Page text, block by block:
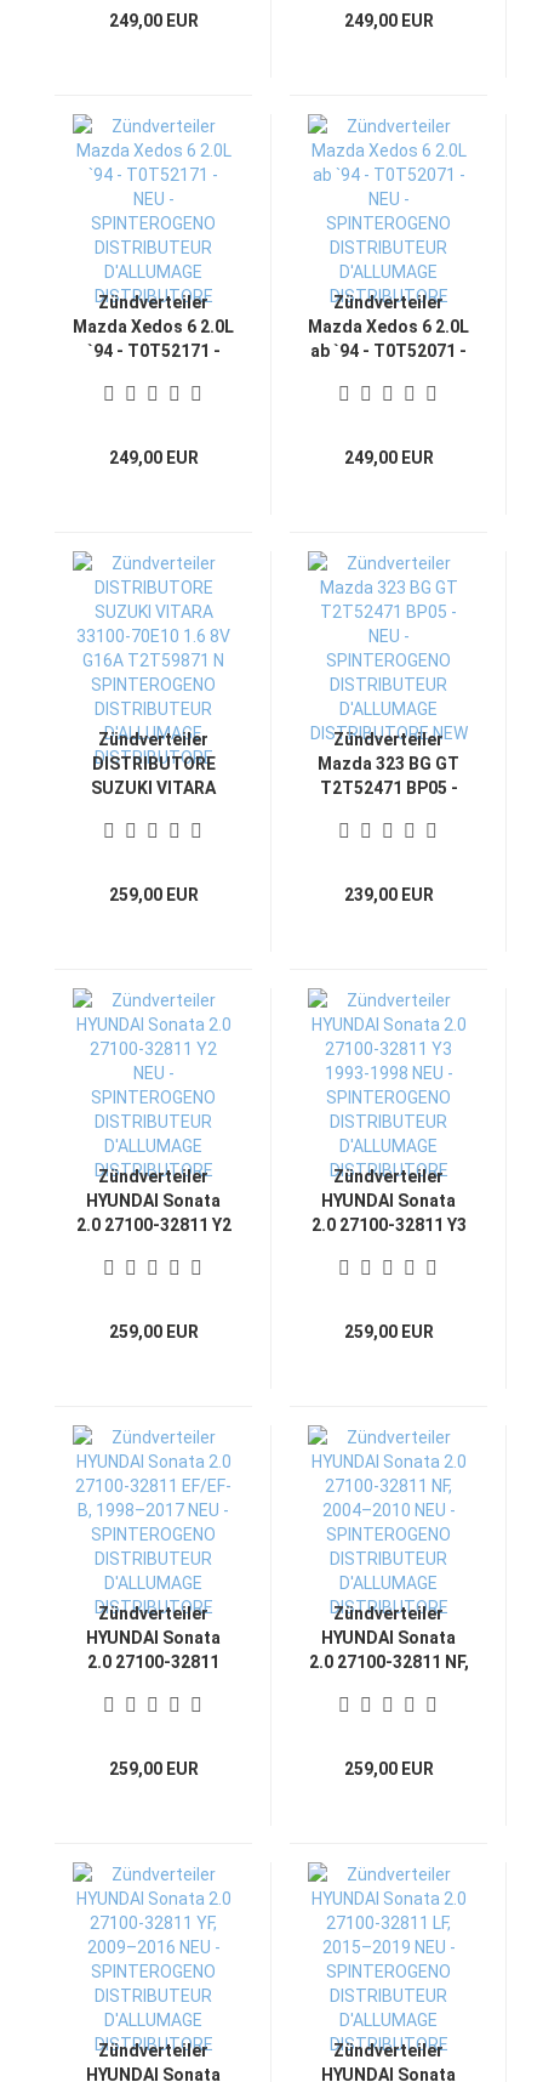
D'ALLUMAGE
DISTRIBUTORE
249,00 EUR
D'ALLUMAGE
DISTRIBUTORE
249,00 EUR
Zündverteiler
Mazda Xedos 6 2.0L
`94 - T0T52171 -
SPINTEROGENO
D'ALLUMAGE
DISTRIBUTORE
249,00 EUR
Zündverteiler
Mazda Xedos 6 2.0L
ab `94 - T0T52071 -
SPINTEROGENO
D'ALLUMAGE
DISTRIBUTORE
249,00 EUR
Zündverteiler
DISTRIBUTORE
SUZUKI VITARA
G16A T2T59871 N
DISTRIBUTEUR
D'ALLUMAGE
259,00 EUR
Zündverteiler
Mazda 323 BG GT
T2T52471 BP05 -
SPINTEROGENO
D'ALLUMAGE
DISTRIBUTORE
239,00 EUR
Zündverteiler
HYUNDAI Sonata
2.0 27100-32811 Y2
SPINTEROGENO
D'ALLUMAGE
DISTRIBUTORE
259,00 EUR
Zündverteiler
HYUNDAI Sonata
2.0 27100-32811 Y3
SPINTEROGENO
D'ALLUMAGE
DISTRIBUTORE
259,00 EUR
Zündverteiler
HYUNDAI Sonata
2.0 27100-32811
NEU -
DISTRIBUTEUR
D'ALLUMAGE
259,00 EUR
Zündverteiler
HYUNDAI Sonata
2.0 27100-32811 NF,
SPINTEROGENO
D'ALLUMAGE
DISTRIBUTORE
259,00 EUR
Zündverteiler
HYUNDAI Sonata
Zündverteiler
HYUNDAI Sonata